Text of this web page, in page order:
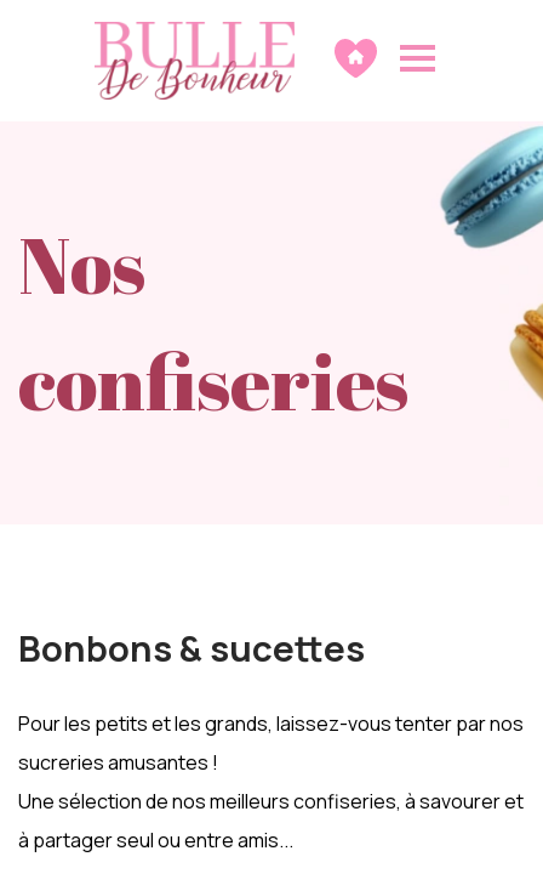
Nos
confiseries
Bonbons & sucettes
Pour les petits et les grands, laissez-vous tenter par nos
sucreries amusantes !
Une sélection de nos meilleursconfiseries, à savourer et
à partager seul ou entre amis...